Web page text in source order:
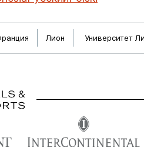
Лион Университет